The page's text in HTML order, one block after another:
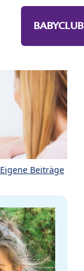
BABYCLUB
Eigene Beiträge